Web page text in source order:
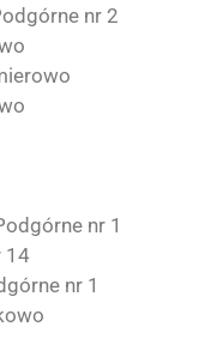
nr 2
nr 1
14
nr 1